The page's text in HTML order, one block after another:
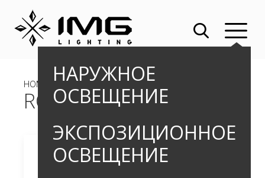
НАРУЖНОЕ
ОСВЕЩЕНИЕ
ЭКСПОЗИЦИОННОЕ
ОСВЕЩЕНИЕ
HOME » НАКЛАДНЫЕ СВЕТИЛЬНИКИ
ROMUS PRO_1